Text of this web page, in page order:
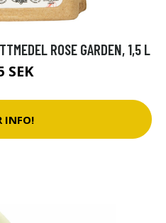
ROSE GARDEN, 1,5 L
SEK
INFO!